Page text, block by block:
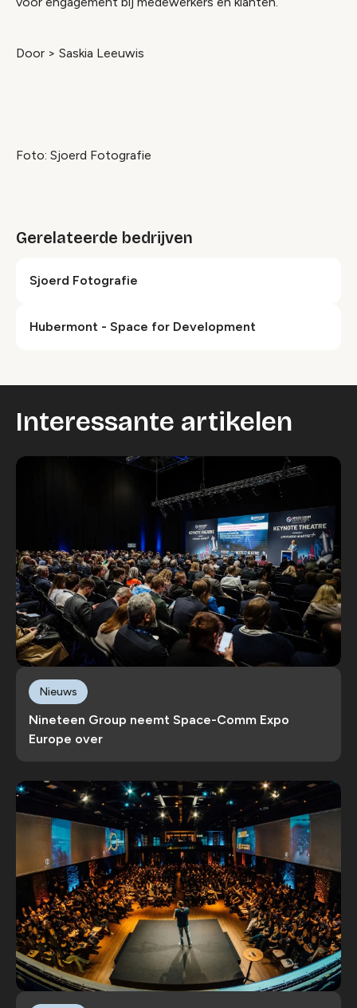
Door > Saskia Leeuwis
Foto: Sjoerd Fotografie
Gerelateerde bedrijven
Sjoerd Fotografie
Hubermont - Space for Development
Interessante artikelen
Nineteen Group neemt Space-Comm Expo
Europe over
Nieuws